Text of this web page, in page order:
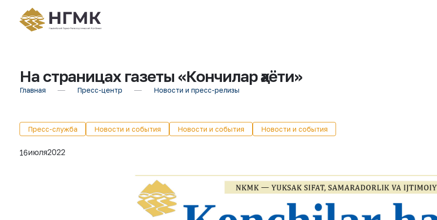
На страницах газеты «Кончилар ҳаёти»
Главная Пресс-центр Новости и пресс-релизы
Пресс-служба Новости и события Новости и события Новости и события
16июля2022